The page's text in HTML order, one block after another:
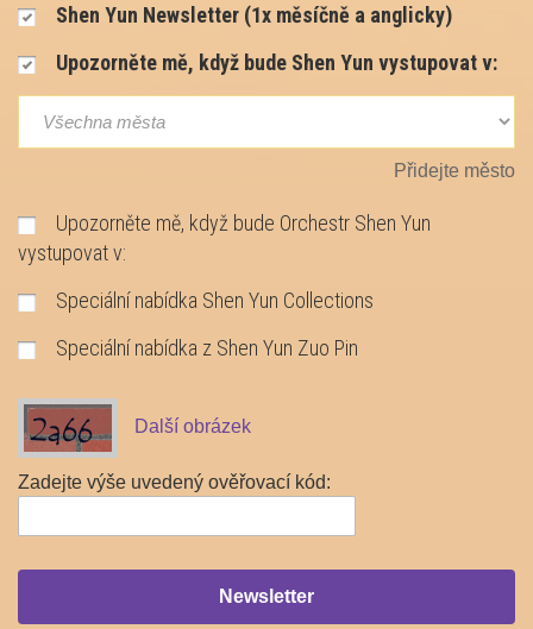
Shen Yun Newsletter (1x měsíčně a anglicky)
Upozorněte mě, když bude Shen Yun vystupovat v:
Přidejte město
Upozorněte mě, když bude Orchestr Shen Yun
vystupovat v:
Speciální nabídka Shen Yun Collections
Speciální nabídka z Shen Yun Zuo Pin
Další obrázek
Zadejte výše uvedený ověřovací kód:
Newsletter